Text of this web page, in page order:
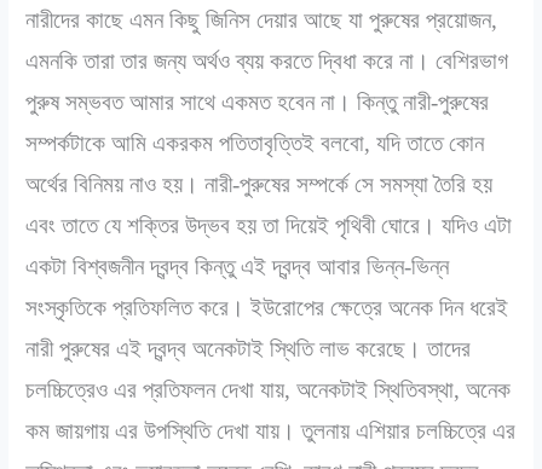
নারীদের কাছে এমন কিছু জিনিস দেয়ার আছে যা পুরুষের প্রয়োজন,
এমনকি তারা তার জন্য অর্থও ব্যয় করতে দ্বিধা করে না। বেশিরভাগ
পুরুষ সম্ভবত আমার সাথে একমত হবেন না। কিন্তু নারী-পুরুষের
সম্পর্কটাকে আমি একরকম পতিতাবৃত্তিই বলবো, যদি তাতে কোন
অর্থের বিনিময় নাও হয়। নারী-পুরুষের সম্পর্কে সে সমস্যা তৈরি হয়
এবং তাতে যে শক্তির উদ্ভব হয় তা দিয়েই পৃথিবী ঘোরে। যদিও এটা
একটা বিশ্বজনীন দ্বন্দ্ব কিন্তু এই দ্বন্দ্ব আবার ভিন্ন-ভিন্ন
সংস্কৃতিকে প্রতিফলিত করে। ইউরোপের ক্ষেত্রে অনেক দিন ধরেই
নারী পুরুষের এই দ্বন্দ্ব অনেকটাই স্থিতি লাভ করেছে। তাদের
চলচ্চিত্রেও এর প্রতিফলন দেখা যায়, অনেকটাই স্থিতিবস্থা, অনেক
কম জায়গায় এর উপস্থিতি দেখা যায়। তুলনায় এশিয়ার চলচ্চিত্রে এর